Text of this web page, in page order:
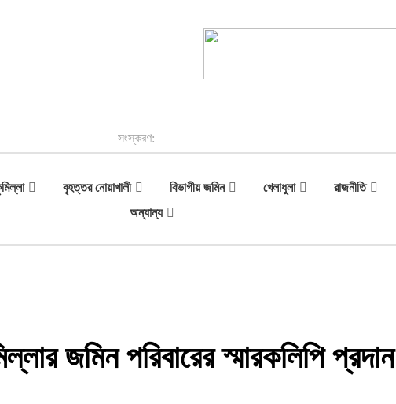
সংস্করণ:
বৃহত্তর নোয়াখালী বিভাগীয় জমিন খেলাধুলা রাজনীতি
অন্যান্য
জমিন পরিবারের স্মারকলিপি প্রদান